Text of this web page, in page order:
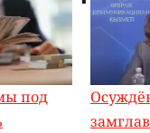
под